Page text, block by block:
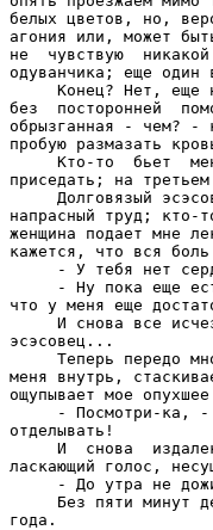
белых цветов, но,
агония или, может
не  чувствую
одуванчика; еще
Конец? Нет, еще
без  посторонней
обрызганная - чем?
пробую размазать
Кто-то  бьет
приседать; на
Долговязый
напрасный труд;
женщина подает мне
кажется, что вся
- У тебя нет
- Ну пока еще
что у меня еще
И снова все
эсэсовец...
Теперь передо
меня внутрь,
ощупывает мое
- Посмотри-ка,
отделывать!
И  снова
ласкающий голос,
- До утра не
Без пяти минут
года.